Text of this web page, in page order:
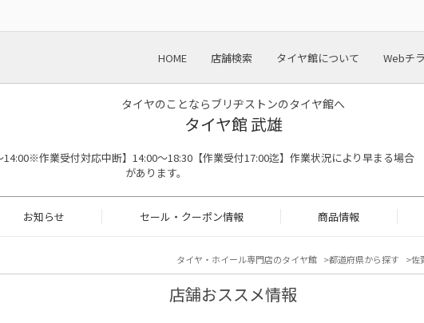
HOME 店舗検索 タイヤ館について Webチ
タイヤのことならブリヂストンのタイヤ館へ
タイヤ館 武雄
14:00※作業受付対応中断】14:00～18:30【作業受付17:00迄】作業状況により早まる場合
があります。
お知らせ セール・クーポン情報 商品情報
タイヤ・ホイール専門店のタイヤ館 都道府県から探す 佐
店舗おススメ情報